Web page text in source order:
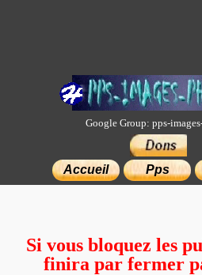
Accueil Pps
Google Group: pps-
×
Si vous bloquez les
finira par fermer